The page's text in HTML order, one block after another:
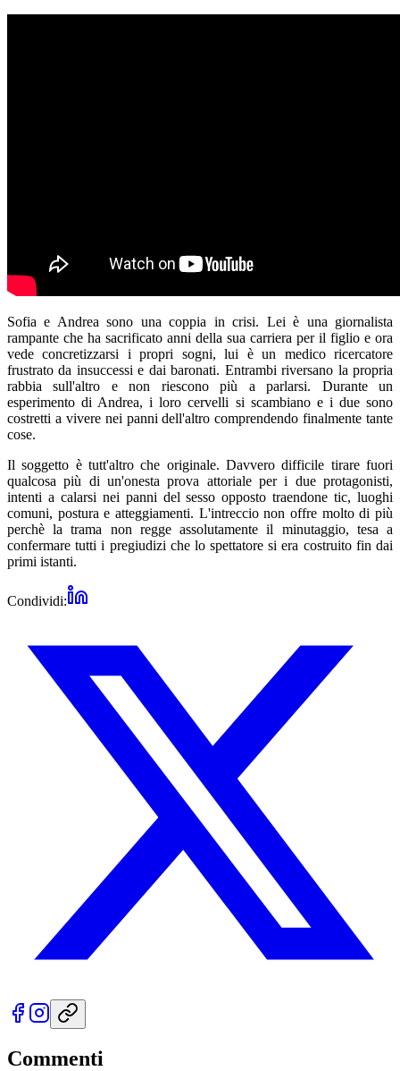
Sofia e Andrea sono una coppia in crisi. Lei è una giornalista
rampante che ha sacrificato anni della sua carriera per il figlio e ora
vede concretizzarsi i propri sogni, lui è un medico ricercatore
frustrato da insuccessi e dai baronati. Entrambi riversano la propria
rabbia sull'altro e non riescono più a parlarsi. Durante un
esperimento di Andrea, i loro cervelli si scambiano e i due sono
costretti a vivere nei panni dell'altro comprendendo finalmente tante
cose.
Il soggetto è tutt'altro che originale. Davvero difficile tirare fuori
qualcosa più di un'onesta prova attoriale per i due protagonisti,
intenti a calarsi nei panni del sesso opposto traendone tic, luoghi
comuni, postura e atteggiamenti. L'intreccio non offre molto di più
perchè la trama non regge assolutamente il minutaggio, tesa a
confermare tutti i pregiudizi che lo spettatore si era costruito fin dai
primi istanti.
Condividi:
Commenti